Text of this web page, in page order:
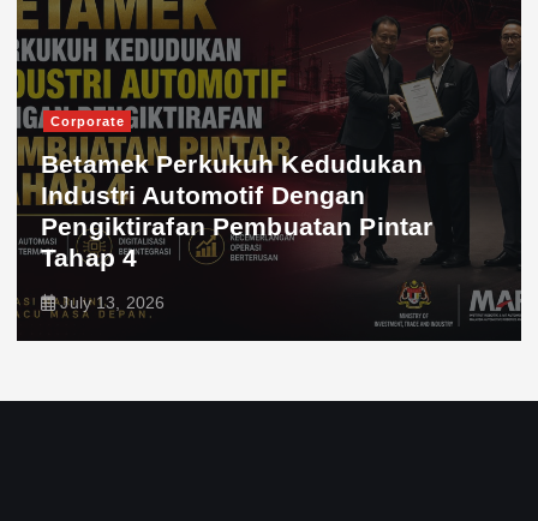
Corporate
Betamek Perkukuh Kedudukan
Industri Automotif Dengan
Pengiktirafan Pembuatan Pintar
Tahap 4
July 13, 2026